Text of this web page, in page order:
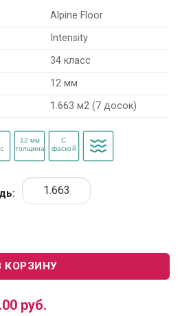
Alpine Floor
Intensity
34 класс
12 мм
1.663 м2 (7 досок)
Alpine Floor Intensity LF101-11
КОРЗИНУ
руб.